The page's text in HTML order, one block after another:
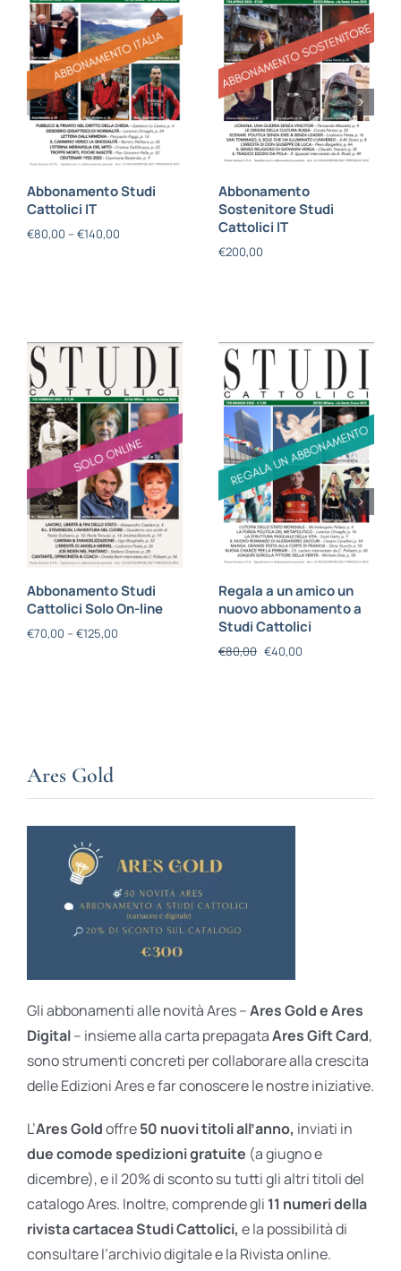
Abbonamento Studi
Cattolici IT
€80,00 – €140,00
Abbonamento
Sostenitore Studi
Cattolici IT
€200,00
Abbonamento Studi
Cattolici Solo On-line
€70,00 – €125,00
Regala a un amico un
nuovo abbonamento a
Studi Cattolici
€80,00 €40,00
Ares Gold
Gli abbonamenti alle novità Ares –Ares Gold e Ares
Digital– insieme alla carta prepagataAres Gift Card,
sono strumenti concreti per collaborare alla crescita
delle Edizioni Ares e far conoscere le nostre iniziative.
L’Ares Goldoffre50 nuovi titoli all’anno, inviati in
due comode spedizioni gratuite (a giugno e
dicembre), e il 20% di sconto su tutti gli altri titoli del
catalogo Ares. Inoltre, comprende gli 11 numeri della
rivista cartacea Studi Cattolici, e la possibilità di
consultare l’archivio digitale e la Rivista online.